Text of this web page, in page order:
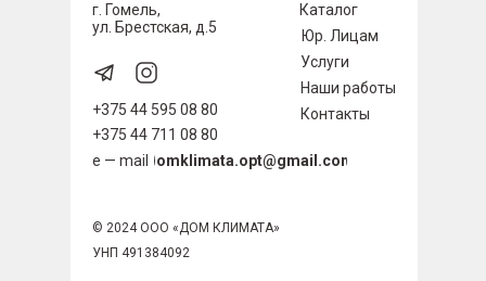
г. Гомель,
ул. Брестская, д.5
e — mail
УНП 491384092
© 2024 ООО «ДОМ КЛИМАТА»
domklimata.opt@gmail.com
Юр. Лицам
Услуги
Наши работы
Контакты
Каталог
+375 44 711 08 80
+375 44 595 08 80